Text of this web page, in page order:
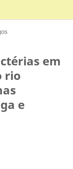
em
rio
e